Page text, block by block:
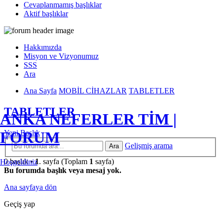
Cevaplanmamış başlıklar
Aktif başlıklar
ANKA NEFERLER TİM |
FORUM
Hoşgeldiniz
Hakkımızda
Misyon ve Vizyonumuz
SSS
Ara
Ana Sayfa MOBİL CİHAZLAR TABLETLER
TABLETLER
Yeni Başlık
Ara
Gelişmiş arama
0 başlık •1. sayfa (Toplam 1 sayfa)
Bu forumda başlık veya mesaj yok.
Ana sayfaya dön
Geçiş yap